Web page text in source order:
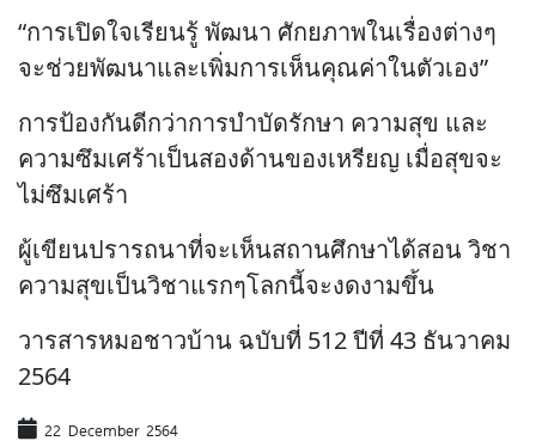
“การเปิดใจเรียนรู้ พัฒนา ศักยภาพในเรื่องต่างๆ
จะช่วยพัฒนาและเพิ่มการเห็นคุณค่าในตัวเอง”
การป้องกันดีกว่าการบำบัดรักษา ความสุข และ
ความซึมเศร้าเป็นสองด้านของเหรียญ เมื่อสุขจะ
ไม่ซึมเศร้า
ผู้เขียนปรารถนาที่จะเห็นสถานศึกษาได้สอน วิชา
ความสุขเป็นวิชาแรกๆโลกนี้จะงดงามขึ้น
วารสารหมอชาวบ้าน ฉบับที่ 512 ปีที่ 43 ธันวาคม
2564
22 December 2564